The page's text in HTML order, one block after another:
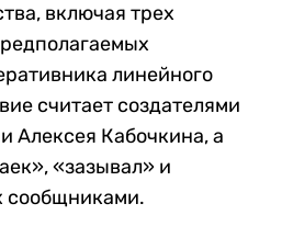
включая трех
линейного
считает создателями
Алексея Кабочкина, а
«зазывал» и
сообщниками.